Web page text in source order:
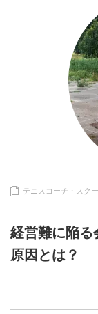
テニスコーチ・スク
経営難に陥る
原因とは？
…